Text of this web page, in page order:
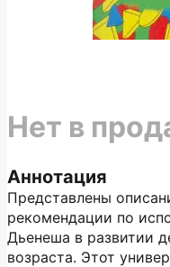
Аннотация
Представлены
рекомендации по
Дьенеша в развитии
возраста. Этот
Нет в